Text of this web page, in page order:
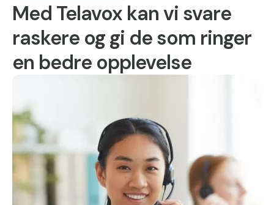
Med Telavox kan vi svare
raskere og gi de som ringer
en bedre opplevelse